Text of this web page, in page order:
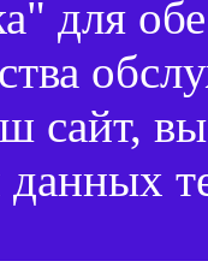
для
сайт,
данных